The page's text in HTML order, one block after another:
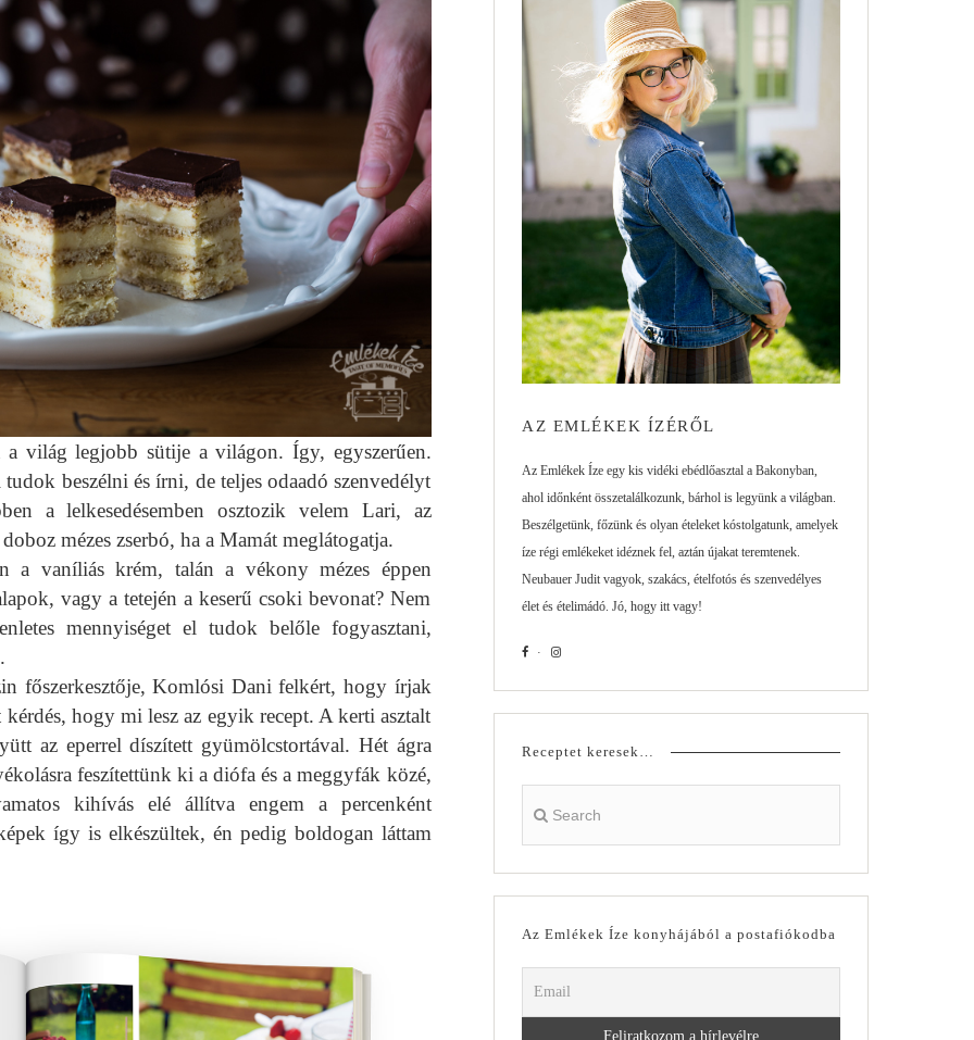
a világ legjobb sütije a világon. Így, egyszerűen.
tudok beszélni és írni, de teljes odaadó szenvedélyt
a lelkesedésemben osztozik velem Lari, az
mézes zserbó, ha a Mamát meglátogatja.
a vaníliás krém, talán a vékony mézes éppen
vagy a tetején a keserű csoki bevonat? Nem
mennyiséget el tudok belőle fogyasztani,
főszerkesztője, Komlósi Dani felkért, hogy írjak
hogy mi lesz az egyik recept. A kerti asztalt
az eperrel díszített gyümölcstortával. Hét ágra
feszítettünk ki a diófa és a meggyfák közé,
kihívás elé állítva engem a percenként
így is elkészültek, én pedig boldogan láttam
AZ EMLÉKEK ÍZÉRŐL
Az Emlékek Íze egy kis vidéki ebédlőasztal a Bakonyban,
ahol időnként összetalálkozunk, bárhol is legyünk a világban.
Beszélgetünk, főzünk és olyan ételeket kóstolgatunk, amelyek
íze régi emlékeket idéznek fel, aztán újakat teremtenek.
Neubauer Judit vagyok, szakács, ételfotós és szenvedélyes
élet és ételimádó. Jó, hogy itt vagy!
Receptet keresek…
Az Emlékek Íze konyhájából a postafiókodba